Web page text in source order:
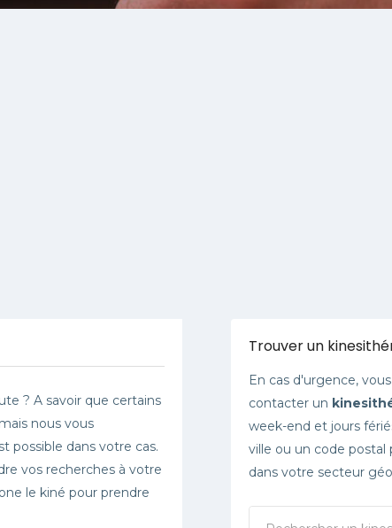
? A savoir que certains
nous vous
possible dans votre cas.
vos recherches à votre
le kiné pour prendre
Trouver un
En cas d'urgence,
contacter un
week-end et jours
ville ou un code postal
dans votre secteur